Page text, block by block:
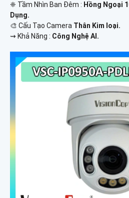
❈ Tầm Nhìn Ban Đêm : Hồng Ngoại
Dụng.
🎨 Cấu Tạo Camera Thân Kim loại.
️⇝ Khả Năng : Công Nghệ AI.